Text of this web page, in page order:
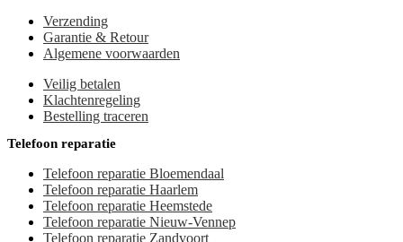
Verzending
Garantie & Retour
Algemene voorwaarden
Veilig betalen
Klachtenregeling
Bestelling traceren
Telefoon reparatie
Telefoon reparatie Bloemendaal
Telefoon reparatie Haarlem
Telefoon reparatie Heemstede
Telefoon reparatie Nieuw-Vennep
Telefoon reparatie Zandvoort